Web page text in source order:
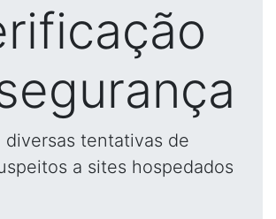
diversas tentativas de
a sites hospedados